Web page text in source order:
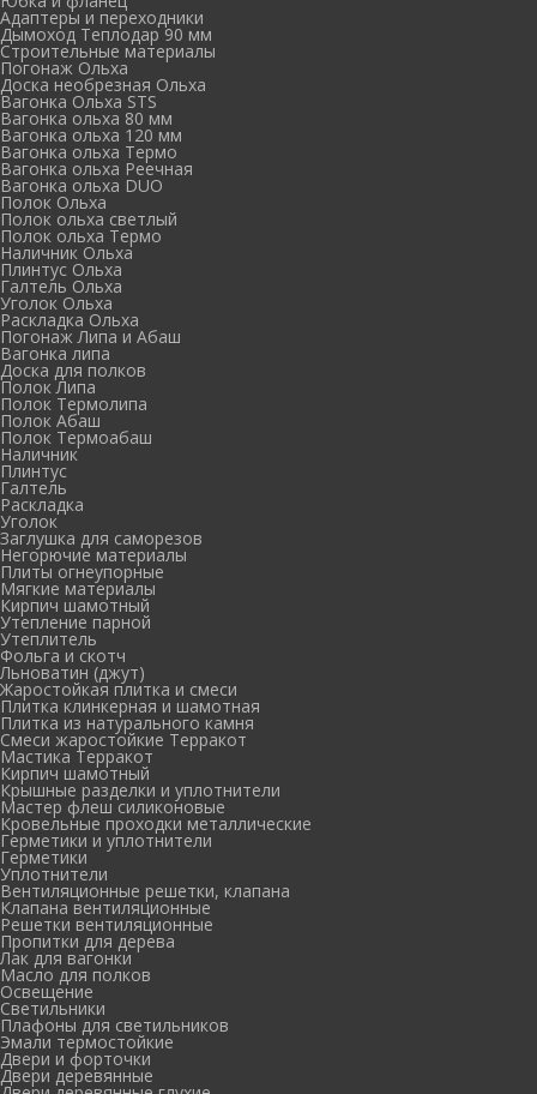
Адаптеры и переходники
Дымоход Теплодар 90 мм
Cтроительные материалы
Погонаж Ольха
Доска необрезная Ольха
Вагонка Ольха STS
Вагонка ольха 80 мм
Вагонка ольха 120 мм
Вагонка ольха Термо
Вагонка ольха Реечная
Вагонка ольха DUO
Полок Ольха
Полок ольха светлый
Полок ольха Термо
Наличник Ольха
Плинтус Ольха
Галтель Ольха
Уголок Ольха
Раскладка Ольха
Погонаж Липа и Абаш
Вагонка липа
Доска для полков
Полок Липа
Полок Термолипа
Полок Абаш
Полок Термоабаш
Наличник
Плинтус
Галтель
Раскладка
Уголок
Заглушка для саморезов
Негорючие материалы
Плиты огнеупорные
Мягкие материалы
Кирпич шамотный
Утепление парной
Утеплитель
Фольга и скотч
Льноватин (джут)
Жаростойкая плитка и смеси
Плитка клинкерная и шамотная
Плитка из натурального камня
Смеси жаростойкие Терракот
Мастика Терракот
Кирпич шамотный
Крышные разделки и уплотнители
Мастер флеш силиконовые
Кровельные проходки металлические
Герметики и уплотнители
Герметики
Уплотнители
Вентиляционные решетки, клапана
Клапана вентиляционные
Решетки вентиляционные
Пропитки для дерева
Лак для вагонки
Масло для полков
Освещение
Светильники
Плафоны для светильников
Эмали термостойкие
Двери и форточки
Двери деревянные